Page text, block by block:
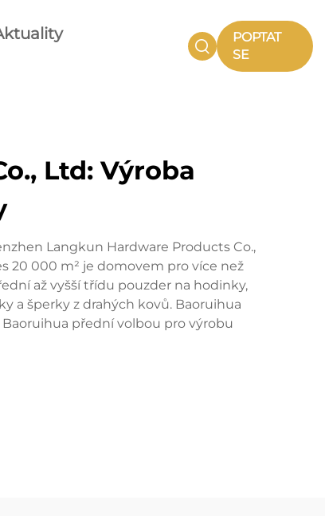
POPTAT
SE
Ltd: Výroba
Langkun Hardware Products Co.,
20 000 m² je domovem pro více než
až vyšší třídu pouzder na hodinky,
a šperky z drahých kovů. Baoruihua
přední volbou pro výrobu